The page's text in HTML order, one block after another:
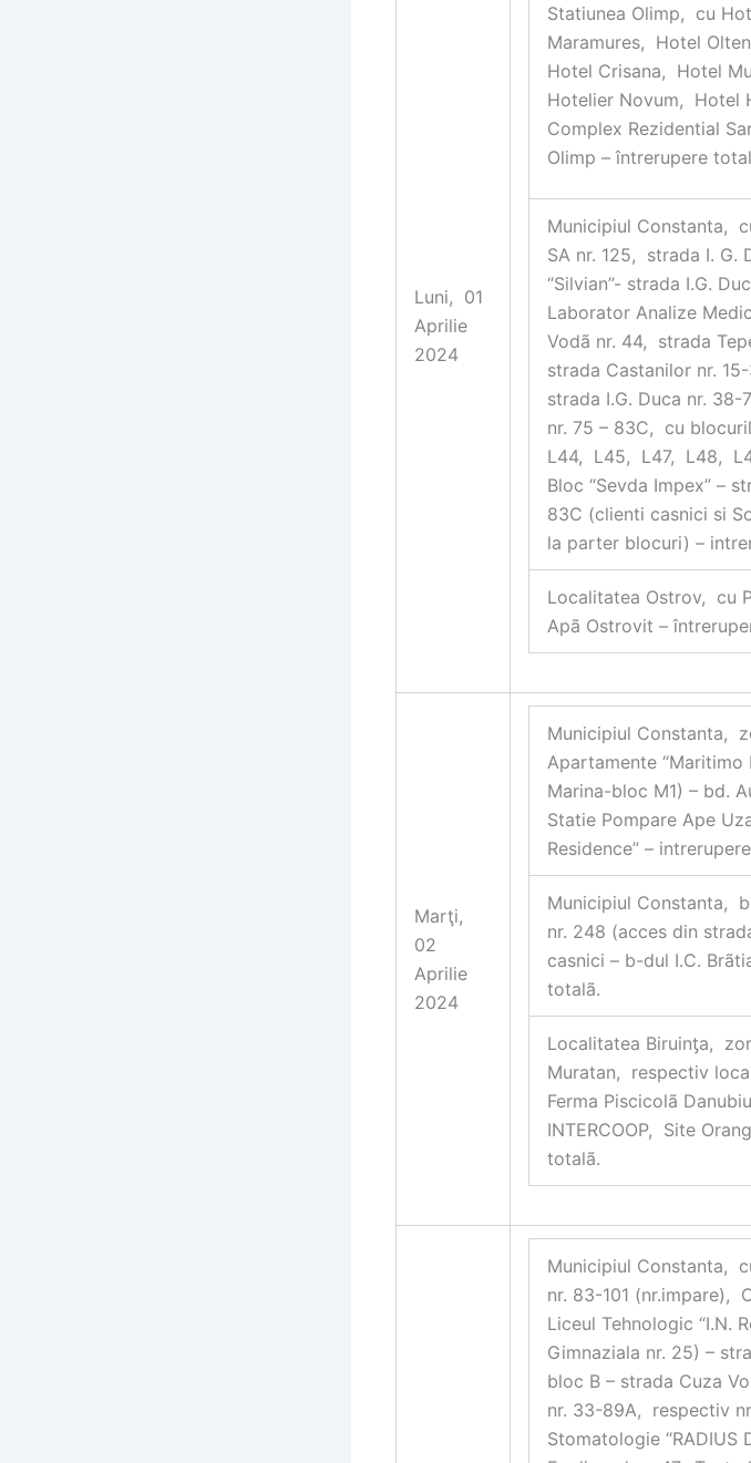
Luni, 01
Aprilie
2024
Statiunea Olimp, cu
Maramures, Hotel
Hotel Crisana, Hotel
Hotelier Novum, Hotel
Complex Rezidential
Olimp – întrerupere
Municipiul Constanta,
SA nr. 125, strada I. G.
“Silvian”- strada I.G.
Laborator Analize
Vodã nr. 44, strada
strada Castanilor nr.
strada I.G. Duca nr. 38-
nr. 75 – 83C, cu
L44, L45, L47, L48,
Bloc “Sevda Impex” –
83C (clienti casnici si
la parter blocuri) –
Localitatea Ostrov, cu
Apã Ostrovit –
Marţi,
02
Aprilie
2024
Municipiul Constanta,
Apartamente “Maritimo
Marina-bloc M1) – bd.
Statie Pompare Ape
Residence” –
Municipiul Constanta,
nr. 248 (acces din
casnici – b-dul I.C.
totalã.
Localitatea Biruinƫa,
Muratan, respectiv
Ferma Piscicolã
INTERCOOP, Site
totalã.
Municipiul Constanta,
nr. 83-101 (nr.impare),
Liceul Tehnologic “I.N.
Gimnaziala nr. 25) –
bloc B – strada Cuza
nr. 33-89A, respectiv
Stomatologie “RADIUS